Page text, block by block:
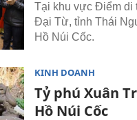
Tại khu vực Điểm di
Đại Từ, tỉnh Thái
Hồ Núi Cốc.
KINH DOANH
Tỷ phú Xuân
Hồ Núi Cốc